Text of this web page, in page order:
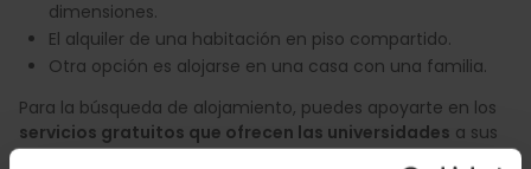
dimensiones.
El alquiler de una habitación en piso compartido.
Otra opción es alojarse en una casa con una familia.
Para la búsqueda de alojamiento, puedes apoyarte en los
servicios gratuitos que ofrecen las universidades a sus